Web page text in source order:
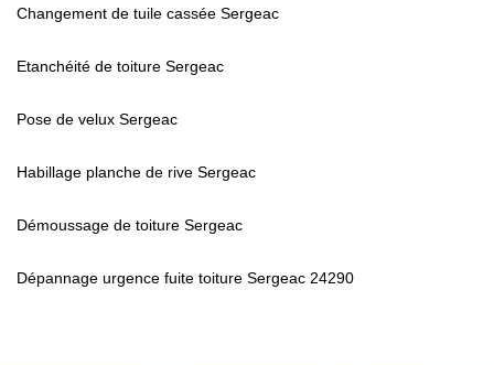
Changement de tuile cassée Sergeac
Etanchéité de toiture Sergeac
Pose de velux Sergeac
Habillage planche de rive Sergeac
Démoussage de toiture Sergeac
Dépannage urgence fuite toiture Sergeac 24290